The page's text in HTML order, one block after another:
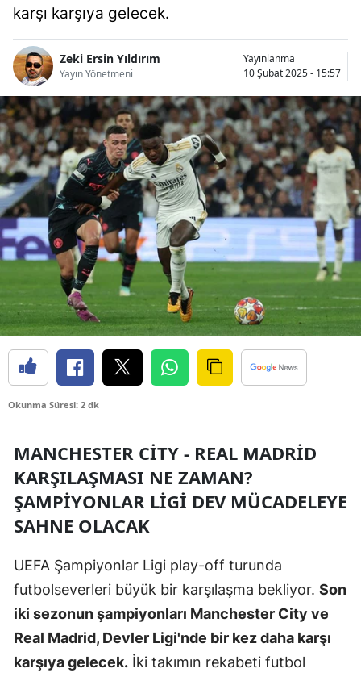
Bolu
Burdur
Bursa
Çanakkale
Çankırı
Çorum
Denizli
Diyarbakır
Edirne
Elazığ
Eskişehir
Gaziantep
Gümüşhane
Hakkari
Isparta
karşı karşıya gelecek.
Zeki Ersin Yıldırım
Yayın Yönetmeni
Yayınlanma
10 Şubat 2025 - 15:57
Okunma Süresi: 2 dk
MANCHESTER CITY - REAL MADRID
KARŞILAŞMASI NE ZAMAN?
ŞAMPIYONLAR LIGI DEV MÜCADELEYE
SAHNE OLACAK
UEFA Şampiyonlar Ligi play-off turunda
futbolseverleri büyük bir karşılaşma bekliyor. Son
iki sezonun şampiyonları Manchester City ve
Real Madrid, Devler Ligi'nde bir kez daha karşı
karşıya gelecek. İki takımın rekabeti futbol